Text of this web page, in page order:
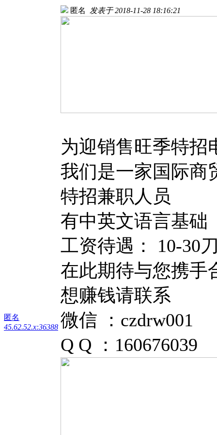
匿名
45.62.52.x:36388
匿名 发表于 2018-11-28 18:16:21
为迎销售旺季特招
我们是一家国际商
特招兼职人员
有中英文语言基础
工资待遇： 10-30
在此期待与您携手
想赚钱请联系
微信 ：czdrw001
Q Q ：160676039